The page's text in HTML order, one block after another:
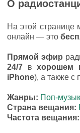
О
На этой странице
онлайн — это
Прямой эфир
24/7 вхорошем
iPhone), а также с
Жанры: Поп-
Страна вещания:
Частота вещания: